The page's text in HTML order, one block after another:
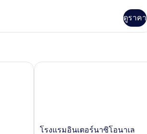
ดูราคา
โรงแรม
โรงแรมอินเตอร์นาซิโอนาเล
โรงแรมอินเตอร์นาซิโอนาเล